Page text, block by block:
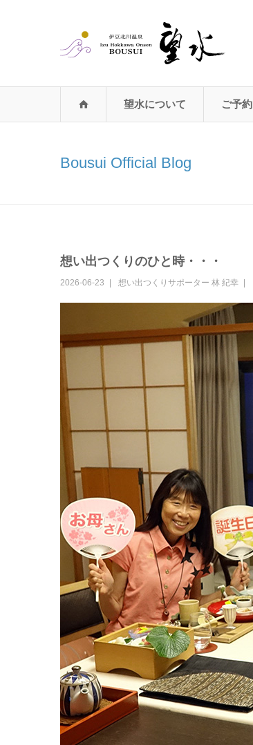
望水について ご予約
Bousui Official Blog
想い出つくりのひと時・・・
2026-06-23 想い出つくりサポーター 林 紀幸